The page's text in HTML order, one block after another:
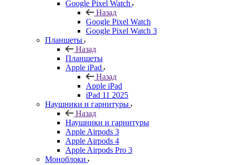
Google Pixel Watch
Назад
Google Pixel Watch
Google Pixel Watch 3
Планшеты
Назад
Планшеты
Apple iPad
Назад
Apple iPad
iPad 11 2025
Наушники и гарнитуры
Назад
Наушники и гарнитуры
Apple Airpods 3
Apple Airpods 4
Apple Airpods Pro 3
Моноблоки